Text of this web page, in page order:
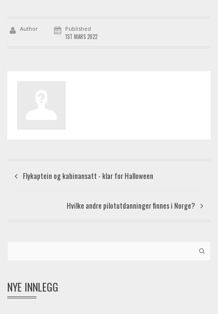
Author Published
1ST MARS 2022
Flykaptein og kabinansatt - klar for Halloween
Hvilke andre pilotutdanninger finnes i Norge?
NYE INNLEGG